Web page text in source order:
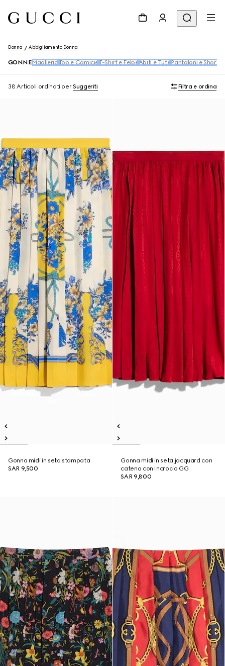
Donna Abbigliamento Donna
GONNE Maglieria Top e Camicie T-Shirt e Felpe Abiti e TutePantaloni e Shorts
38 Articoli ordinati perSuggeriti Filtra e ordina
Gonna midi in seta stampata
SAR 9,500
Gonna midi in seta jacquard con
catena con Incrocio GG
SAR 9,800